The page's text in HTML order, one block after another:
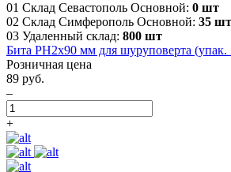
01 Склад Севастополь Основной: 0 шт
02 Склад Симферополь Основной: 35 шт
03 Удаленный склад: 800 шт
Бита PH2х90 мм для шуруповерта
Розничная цена
89 руб.
–
+